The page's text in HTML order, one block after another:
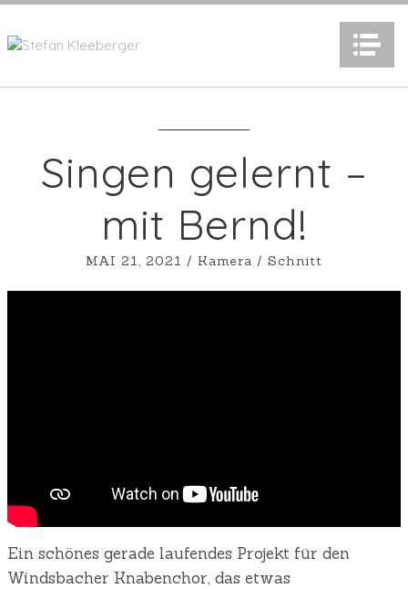
Singen gelernt –
mit Bernd!
MAI 21, 2021 / Kamera / Schnitt
Ein schönes gerade laufendes Projekt für den
Windsbacher Knabenchor, das etwas